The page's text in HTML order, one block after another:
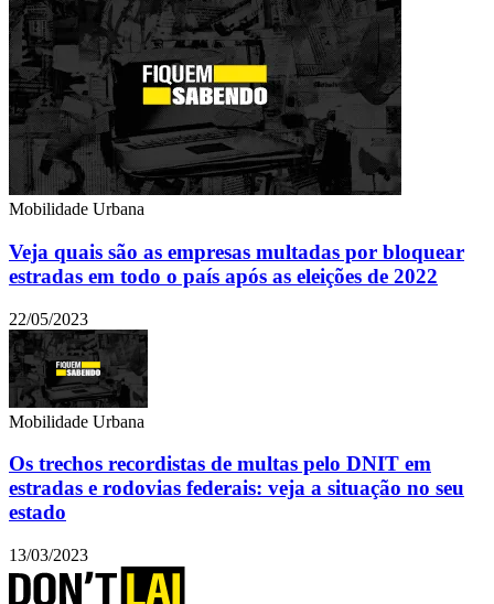
Mobilidade Urbana
Veja quais são as empresas multadas por bloquear
estradas em todo o país após as eleições de 2022
22/05/2023
Mobilidade Urbana
Os trechos recordistas de multas pelo DNIT em
estradas e rodovias federais: veja a situação no seu
estado
13/03/2023